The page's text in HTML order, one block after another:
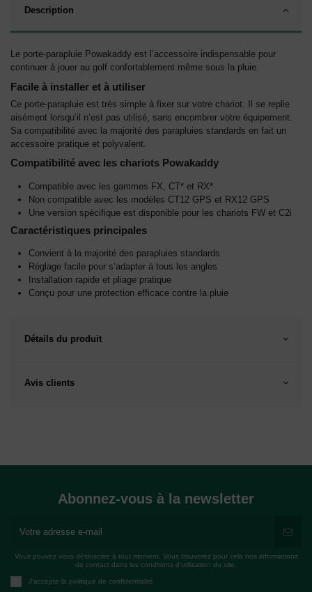
Description
Le porte-parapluie Powakaddy est l’accessoire indispensable pour
continuer à jouer au golf confortablement même sous la pluie.
Facile à installer et à utiliser
Ce porte-parapluie est très simple à fixer sur votre chariot. Il se replie
aisément lorsqu’il n’est pas utilisé, sans encombrer votre équipement.
Sa compatibilité avec la majorité des parapluies standards en fait un
accessoire pratique et polyvalent.
Compatibilité avec les chariots Powakaddy
Compatible avec les gammes FX, CT* et RX*
Non compatible avec les modèles CT12 GPS et RX12 GPS
Une version spécifique est disponible pour les chariots FW et C2i
Caractéristiques principales
Convient à la majorité des parapluies standards
Réglage facile pour s’adapter à tous les angles
Installation rapide et pliage pratique
Conçu pour une protection efficace contre la pluie
Détails du produit
Avis clients
Abonnez-vous à la newsletter
Vous pouvez vous désinscrire à tout moment. Vous trouverez pour cela nos informations
de contact dans les conditions d'utilisation du site.
J'accepte la politique de confidentialité